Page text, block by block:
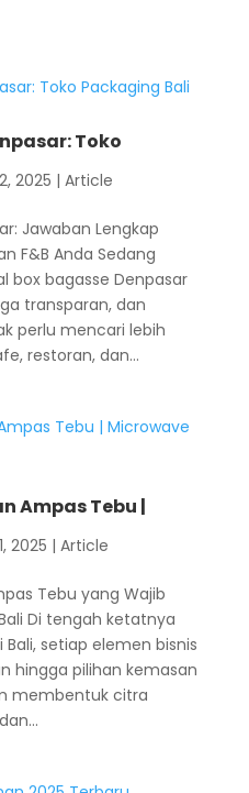
Toko
2025 | Article
Jawaban Lengkap
F&B Anda Sedang
bagasse Denpasar
transparan, dan
perlu mencari lebih
restoran, dan...
Ampas Tebu |
2025 | Article
Tebu yang Wajib
Di tengah ketatnya
setiap elemen bisnis
hingga pilihan kemasan
membentuk citra